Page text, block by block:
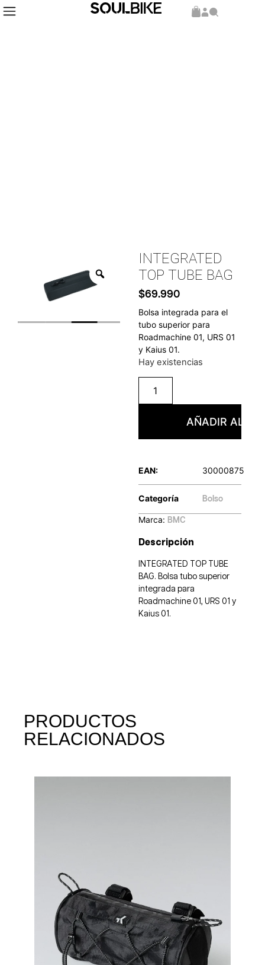
INTEGRATED
TOP TUBE BAG
$69.990
Bolsa integrada para el
tubo superior para
Roadmachine 01, URS 01
y Kaius 01.
Hay existencias
AÑADIR AL
EAN: 30000875
Categoría Bolso
Marca: BMC
Descripción
INTEGRATED TOP TUBE
BAG. Bolsa tubo superior
integrada para
Roadmachine 01, URS 01 y
Kaius 01.
PRODUCTOS
RELACIONADOS